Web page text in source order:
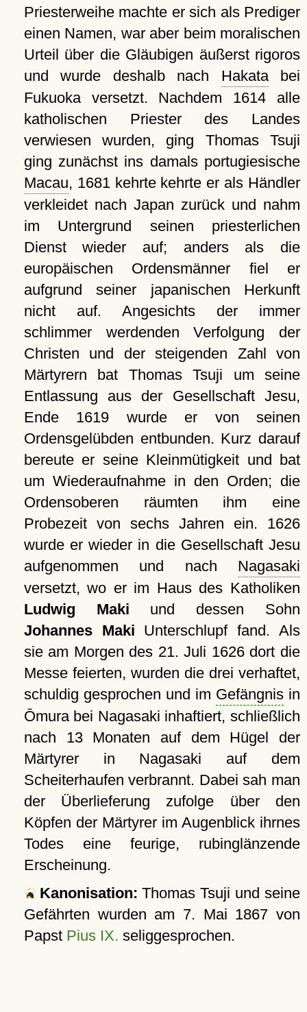
Priesterweihe machte er sich als Prediger
einen Namen, war aber beim moralischen
Urteil über die Gläubigen äußerst rigoros
und wurde deshalb nach Hakatabei
Fukuoka versetzt. Nachdem 1614 alle
katholischen Priester des Landes
verwiesen wurden, ging Thomas Tsuji
ging zunächst ins damals portugiesische
Macau, 1681 kehrte kehrte er als Händler
verkleidet nach Japan zurück und nahm
im Untergrund seinen priesterlichen
Dienst wieder auf; anders als die
europäischen Ordensmänner fiel er
aufgrund seiner japanischen Herkunft
nicht auf. Angesichts der immer
schlimmer werdenden Verfolgung der
Christen und der steigenden Zahl von
Märtyrern bat Thomas Tsuji um seine
Entlassung aus der Gesellschaft Jesu,
Ende 1619 wurde er von seinen
Ordensgelübden entbunden. Kurz darauf
bereute er seine Kleinmütigkeit und bat
um Wiederaufnahme in den Orden; die
Ordensoberen räumten ihm eine
Probezeit von sechs Jahren ein. 1626
wurde er wieder in die Gesellschaft Jesu
aufgenommen und nach Nagasaki
versetzt, wo er im Haus des Katholiken
Ludwig Maki und dessen Sohn
Johannes Maki Unterschlupf fand. Als
sie am Morgen des 21. Juli 1626 dort die
Messe feierten, wurden die drei verhaftet,
schuldig gesprochen und im Gefängnisin
Ōmura bei Nagasaki inhaftiert, schließlich
nach 13 Monaten auf dem Hügel der
Märtyrer in Nagasaki auf dem
Scheiterhaufen verbrannt. Dabei sah man
der Überlieferung zufolge über den
Köpfen der Märtyrer im Augenblick ihrnes
Todes eine feurige, rubinglänzende
Erscheinung.
Kanonisation: Thomas Tsuji und seine
Gefährten wurden am 7. Mai 1867 von
Papst Pius IX. seliggesprochen.